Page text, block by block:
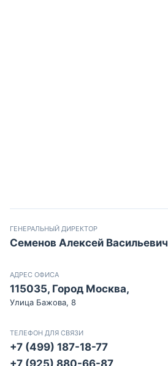
ГЕНЕРАЛЬНЫЙ ДИРЕКТОР
Семенов Алексей Васильевич
АДРЕС ОФИСА
115035, Город Москва,
Улица Бажова, 8
ТЕЛЕФОН ДЛЯ СВЯЗИ
+7 (499) 187-18-77
+7 (925) 880-66-87